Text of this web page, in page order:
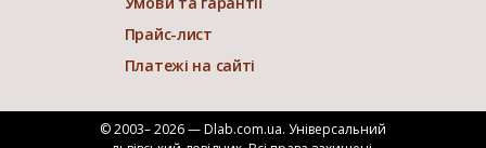
Прайс-лист
Платежі на сайті
© 2003– 2026 — Dlab.com.ua. Універсальний